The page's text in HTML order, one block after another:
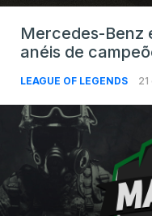
Mercedes-Benz
anéis de
LEAGUE OF LEGENDS